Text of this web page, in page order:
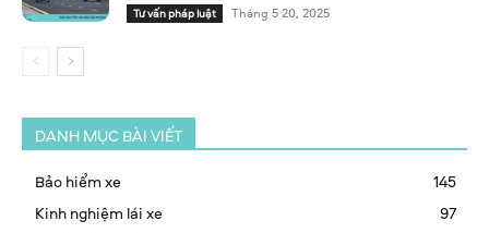
Tư vấn pháp luật Tháng 5 20, 2025
DANH MỤC BÀI VIẾT
Bảo hiểm xe
145
Kinh nghiệm lái xe
97